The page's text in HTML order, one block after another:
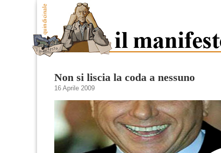
Non si liscia la coda a nessuno
16 Aprile 2009